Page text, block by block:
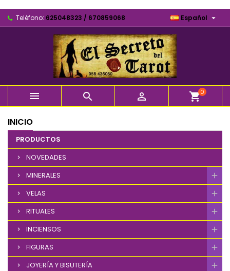
Teléfono: 625048323 / 670859068 Español 
   shopping_cart0
INICIO
PRODUCTOS
NOVEDADES
MINERALES
VELAS
RITUALES
INCIENSOS
FIGURAS
JOYERÍA Y BISUTERÍA